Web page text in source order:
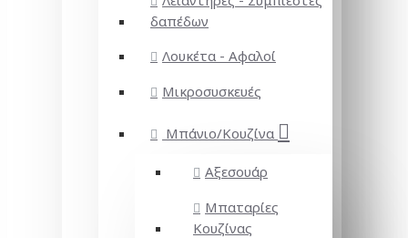
δαπέδων
Λουκέτα - Αφαλοί
Μικροσυσκευές
Μπάνιο/Κουζίνα
Αξεσουάρ
Μπαταρίες
Κουζίνας